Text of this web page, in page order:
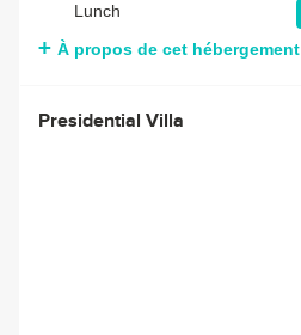
Lunch
À propos de cet hébergement
Presidential Villa